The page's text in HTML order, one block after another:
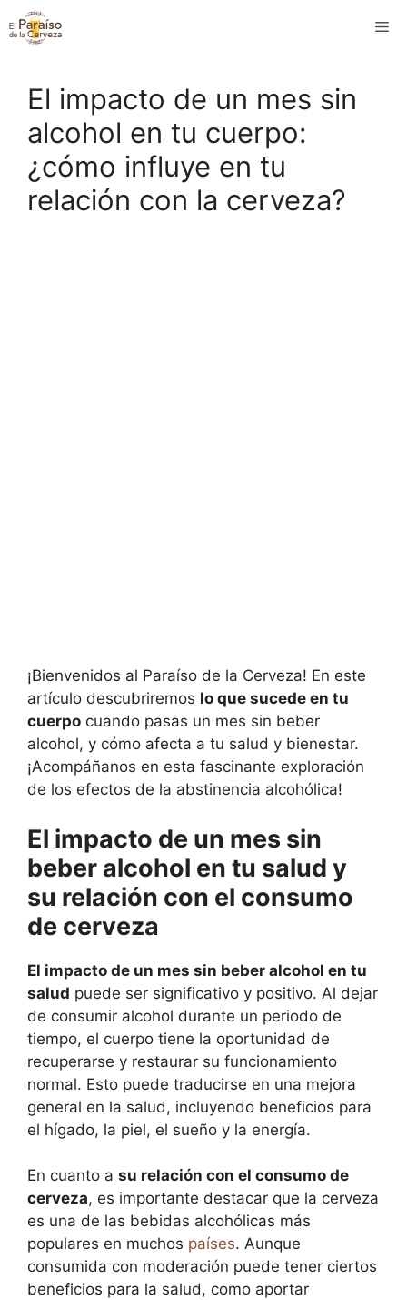
Saltar
al
El impacto de un mes sin
alcohol en tu cuerpo:
¿cómo influye en tu
relación con la cerveza?
¡Bienvenidos al Paraíso de la Cerveza! En este
artículo descubriremos lo que sucede en tu
cuerpo cuando pasas un mes sin beber
alcohol, y cómo afecta a tu salud y bienestar.
¡Acompáñanos en esta fascinante exploración
de los efectos de la abstinencia alcohólica!
El impacto de un mes sin
beber alcohol en tu salud y
su relación con el consumo
de cerveza
El impacto de un mes sin beber alcohol en tu
salud puede ser significativo y positivo. Al dejar
de consumir alcohol durante un periodo de
tiempo, el cuerpo tiene la oportunidad de
recuperarse y restaurar su funcionamiento
normal. Esto puede traducirse en una mejora
general en la salud, incluyendo beneficios para
el hígado, la piel, el sueño y la energía.
En cuanto a su relación con el consumo de
cerveza, es importante destacar que la cerveza
es una de las bebidas alcohólicas más
populares en muchos países. Aunque
consumida con moderación puede tener ciertos
beneficios para la salud, como aportar